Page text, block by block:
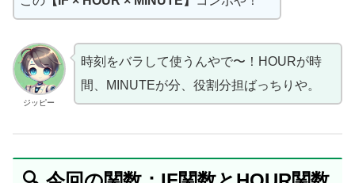
ジッピー
時刻をバラして使うんやで〜！HOURが時
間、MINUTEが分、役割分担ばっちりや。